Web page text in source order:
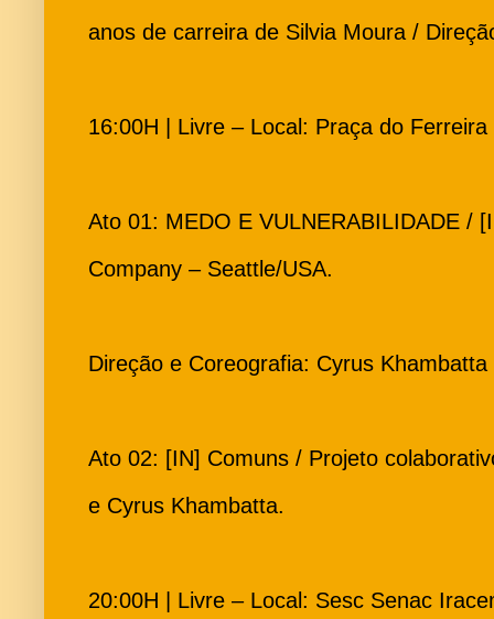
anos de carreira de Silvia Moura /
16:00H | Livre – Local: Praça do Ferreira
Ato 01: MEDO E VULNERABILIDADE /
Company – Seattle/USA.
Direção e Coreografia: Cyrus Khambatta
Ato 02: [IN] Comuns / Projeto
e Cyrus Khambatta.
20:00H | Livre – Local: Sesc Senac